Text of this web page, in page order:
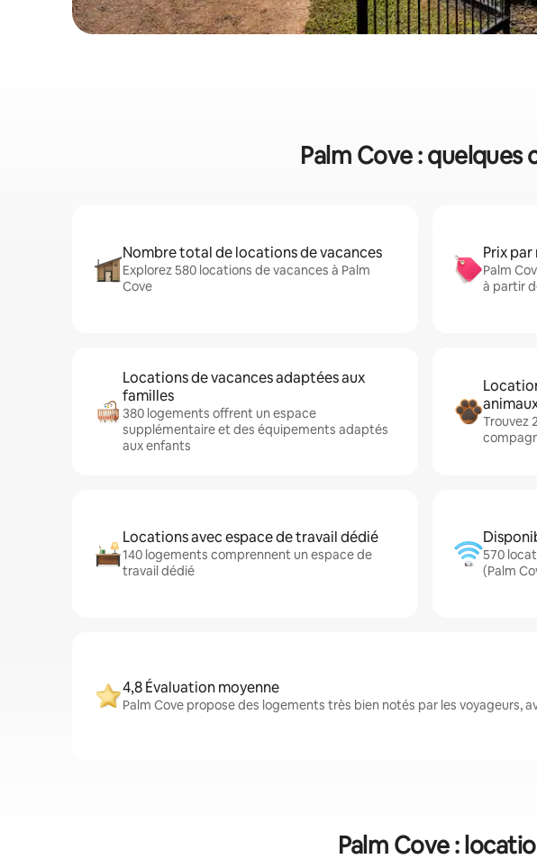
Palm Cove : quelques
Nombre total de locations de vacances
Explorez 580 locations de vacances à Palm
Cove
Prix
Palm
à partir
Locations de vacances adaptées aux
familles
380 logements offrent un espace
supplémentaire et des équipements adaptés
aux enfants
Trouvez
Locations avec espace de travail dédié
140 logements comprennent un espace de
travail dédié
570
(Palm
4,8 Évaluation moyenne
Palm Cove propose des logements très bien notés par les voyageurs,
Palm Cove :